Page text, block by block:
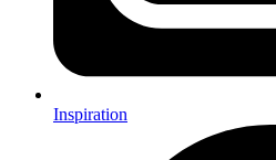
Inspiration